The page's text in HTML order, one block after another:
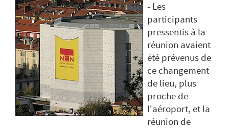
- Les
participants
pressentis à la
réunion avaient
été prévenus de
ce changement
de lieu, plus
proche de
l'aéroport, et la
réunion de